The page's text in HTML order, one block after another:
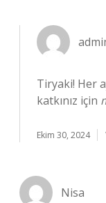
Tiryaki! Her
katkınız için
Ekim 30, 2024
Nisa